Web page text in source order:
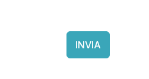
INVIA